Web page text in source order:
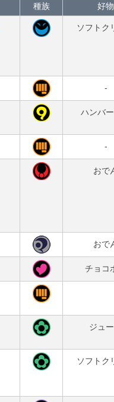
種族 好物
ソフトク
-
ハンバ
-
おで
おで
チョコ
ジュ
ソフトク